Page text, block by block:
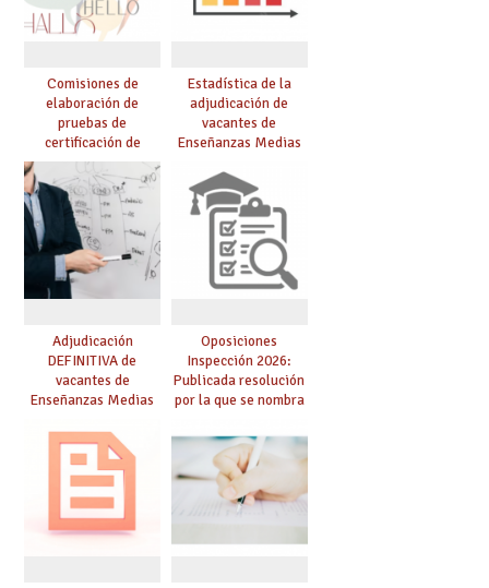
Comisiones de
elaboración de
pruebas de
certificación de
competencia
lingüística: publicada
resolución definitiva
Estadística de la
adjudicación de
vacantes de
Enseñanzas Medias
Adjudicación
DEFINITIVA de
vacantes de
Enseñanzas Medias
Oposiciones
Inspección 2026:
Publicada resolución
por la que se nombra
prácticas, se regulan
dichas prácticas y se
convoca acto público
de adjudicación